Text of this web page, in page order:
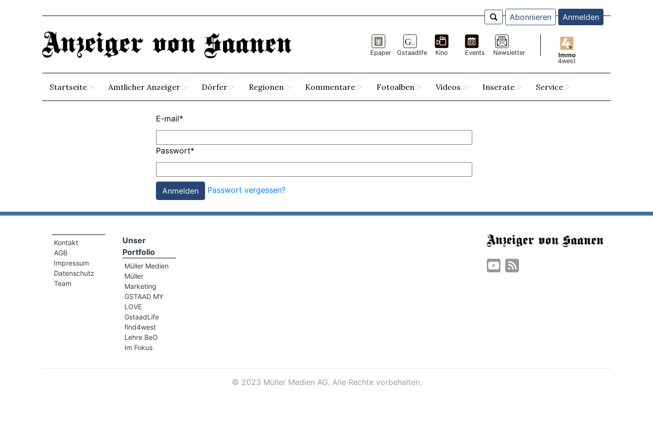
Abonnieren Anmelden
Epaper Gstaadlife Kino Events Newsletter
Immo
4west
Startseite Amtlicher Anzeiger Dörfer Regionen Kommentare Fotoalben Videos Inserate Service
E-mail*
Passwort*
Passwort vergessen?
Kontakt
AGB
Impressum
Datenschutz
Team
Unser
Portfolio
Müller Medien
Müller
Marketing
GSTAAD MY
LOVE
GstaadLife
find4west
Lehre BeO
Im Fokus
© 2023 Müller Medien AG. Alle Rechte vorbehalten.